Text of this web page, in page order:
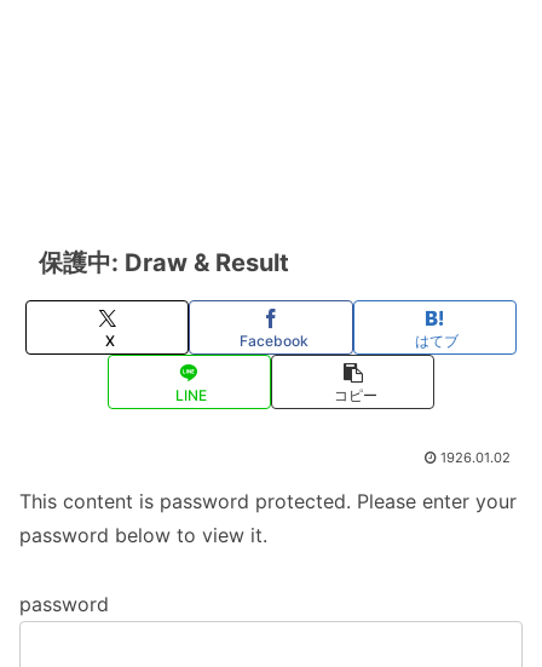
保護中: Draw & Result
X Facebook はてブ
LINE コピー
1926.01.02
This content is password protected. Please enter your
password below to view it.
password